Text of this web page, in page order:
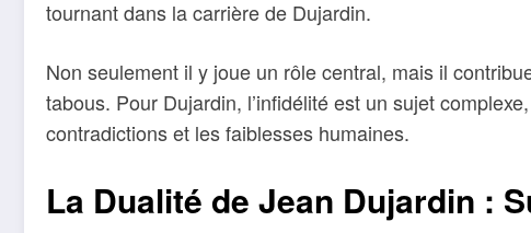
tournant dans la carrière de Dujardin.
Non seulement il y joue un rôle central, mais il
tabous. Pour Dujardin, l’infidélité est un sujet
contradictions et les faiblesses humaines.
La Dualité de Jean Dujardin :